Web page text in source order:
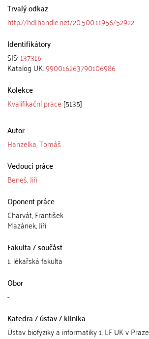
Trvalý odkaz
http://hdl.handle.net/20.500.11956/52922
Identifikátory
SIS:137316
Katalog UK:990016263790106986
Kolekce
Kvalifikační práce [5135]
Autor
Hanzelka, Tomáš
Vedoucí práce
Beneš, Jiří
Oponent práce
Charvát, František
Mazánek, Jiří
Fakulta / součást
1. lékařská fakulta
Obor
-
Katedra / ústav / klinika
Ústav biofyziky a informatiky 1. LF UK v Praze